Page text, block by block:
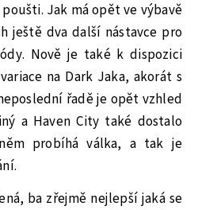
Jak má opět ve výbavě
ještě dva další nástavce pro
Nově je také k dispozici
na Dark Jaka, akorát s
řadě je opět vzhled
a Haven City také dostalo
probíhá válka, a tak je
ba zřejmě nejlepší jaká se